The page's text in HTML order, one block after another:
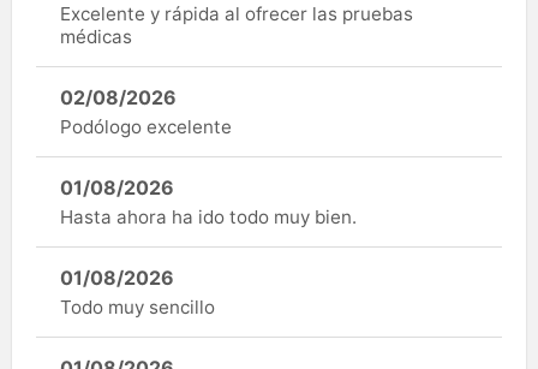
Excelente y rápida al ofrecer las pruebas
médicas
02/08/2026
Podólogo excelente
01/08/2026
Hasta ahora ha ido todo muy bien.
01/08/2026
Todo muy sencillo